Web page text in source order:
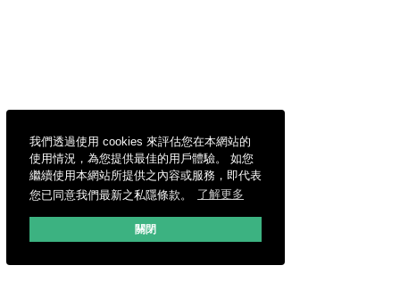
我們透過使用 cookies 來評估您在本網站的
使用情況，為您提供最佳的用戶體驗。 如您
繼續使用本網站所提供之內容或服務，即代表
您已同意我們最新之私隱條款。
了解更多
關閉